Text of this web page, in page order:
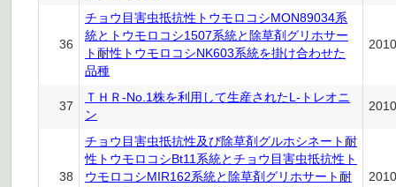
36
チョウ目害虫抵抗性トウモロコシMON89034系
統とトウモロコシ1507系統と除草剤グリホサー
ト耐性トウモロコシNK603系統を掛け合わせた
品種
37
ＴＨＲ-No.1株を利用して生産されたL-トレオニ
ン
38
チョウ目害虫抵抗性及び除草剤グルホシネート耐
性トウモロコシBt11系統とチョウ目害虫抵抗性ト
ウモロコシMIR162系統と除草剤グリホサート耐